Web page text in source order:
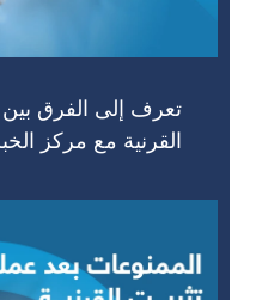
تعرف إلى الفرق بين
القرنية مع مركز